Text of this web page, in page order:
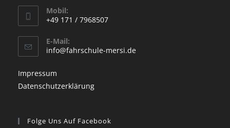
new
tab
in
your
application
Mobil:
+49 171 / 7968507
in
your
E-Mail:
info@fahrschule-mersi.deOpens
Impressum
Datenschutzerklärung
Folge Uns Auf Facebook